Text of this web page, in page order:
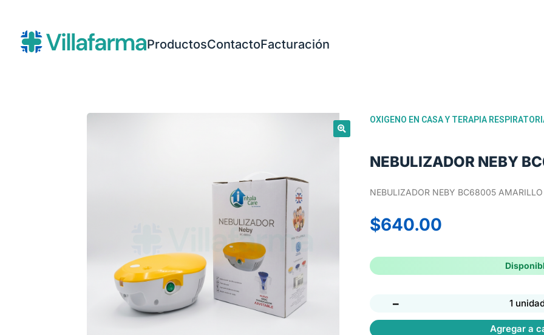
ProductosContactoFacturación
OXIGENO EN CASA Y TERAPIA
NEBULIZADOR NEBY
NEBULIZADOR NEBY BC68005 AMARILLO
$640.00
− 1
Agregar a